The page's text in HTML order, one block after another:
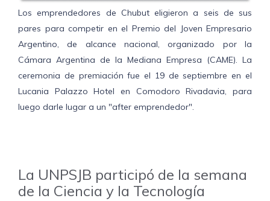
Los emprendedores de Chubut eligieron a seis de sus
pares para competir en el Premio del Joven Empresario
Argentino, de alcance nacional, organizado por la
Cámara Argentina de la Mediana Empresa (CAME). La
ceremonia de premiación fue el 19 de septiembre en el
Lucania Palazzo Hotel en Comodoro Rivadavia, para
luego darle lugar a un "after emprendedor".
La UNPSJB participó de la semana
de la Ciencia y la Tecnología